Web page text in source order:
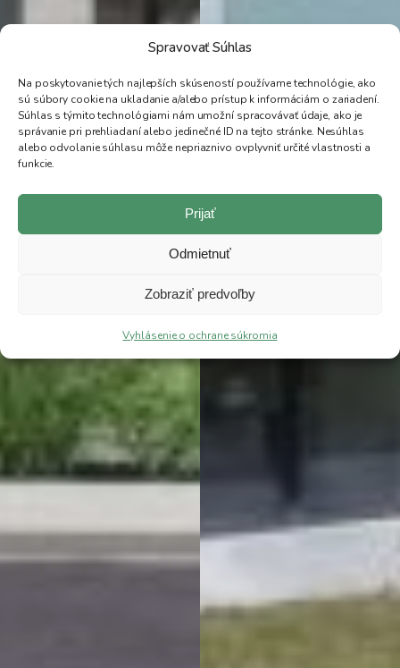
Spravovať Súhlas
Na poskytovanie tých najlepších skúseností používame technológie, ako
sú súbory cookie na ukladanie a/alebo prístup k informáciám o zariadení.
Súhlas s týmito technológiami nám umožní spracovávať údaje, ako je
správanie pri prehliadaní alebo jedinečné ID na tejto stránke. Nesúhlas
alebo odvolanie súhlasu môže nepriaznivo ovplyvniť určité vlastnosti a
funkcie.
Prijať
Odmietnuť
Zobraziť predvoľby
Vyhlásenie o ochrane súkromia